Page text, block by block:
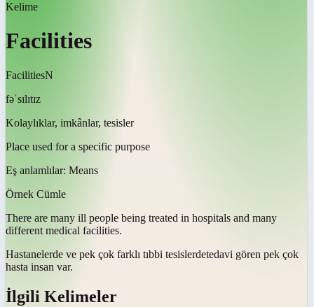
Kelime
Facilities
FacilitiesN
fəˈsɪlɪtɪz
Kolaylıklar, imkânlar, tesisler
Place used for a specific purpose
Eş anlamlılar: Means
Örnek Cümle
There are many ill people being treated in hospitals and many
different medical facilities.
Hastanelerde ve pek çok farklı tıbbi tesislerdetedavi gören pek çok
hasta insan var.
İlgili Kelimeler